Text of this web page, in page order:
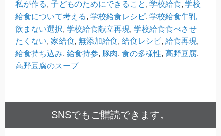
私が作る, 子どものためにできること , 学校給食, 学校
給食について考える, 学校給食レシピ, 学校給食牛乳
飲まない選択, 学校給食献立再現, 学校給食食べさせ
たくない, 家給食, 無添加給食, 給食レシピ, 給食再現,
給食持ち込み, 給食持参, 豚肉, 食の多様性, 高野豆腐,
高野豆腐のスープ
SNSでもご購読できます。